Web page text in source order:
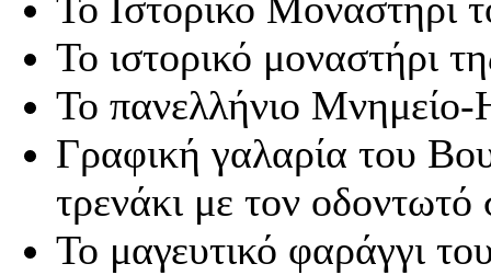
Το ιστορικό μοναστήρι
Το πανελλήνιο
Γραφική γαλαρία του
τρενάκι με τον
Το μαγευτικό φαράγγι